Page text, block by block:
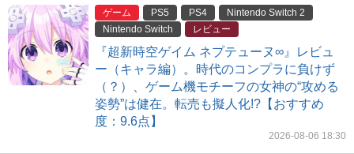
ゲーム PS5 PS4
Nintendo Switch 2
Nintendo Switch
レビュー
『超新時空ゲイム ネプテューヌ∞』レビュ
ー（キャラ編）。時代のコンプラに負けず
（？）、ゲーム機モチーフの女神の“攻める
姿勢”は健在。転売も擬人化!?【おすすめ
度：9.6点】
2026-08-06 18:30